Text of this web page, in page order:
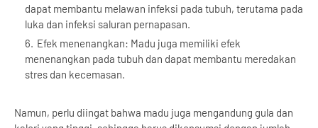
dapat membantu melawan infeksi pada tubuh, terutama pada
luka dan infeksi saluran pernapasan.
Efek menenangkan: Madu juga memiliki efek
menenangkan pada tubuh dan dapat membantu meredakan
stres dan kecemasan.
Namun, perlu diingat bahwa madu juga mengandung gula dan